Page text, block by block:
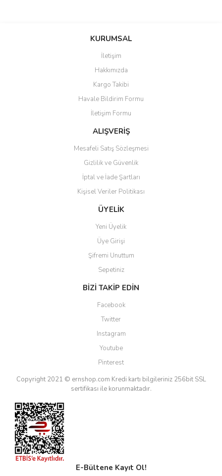
Bu ürüne ilk yorumu siz yapın!
Ürün resmi kalitesiz, bozuk veya görüntülenemiyor.
Ürün açıklamasında eksik bilgiler bulunuyor.
Ürün bilgilerinde hatalar bulunuyor.
Ürün fiyatı diğer sitelerden daha pahalı.
Bu ürüne benzer farklı alternatifler olmalı.
Gönder
KURUMSAL
İletişim
Hakkımızda
Kargo Takibi
Havale Bildirim Formu
İletişim Formu
ALIŞVERİŞ
Mesafeli Satış Sözleşmesi
Gizlilik ve Güvenlik
İptal ve İade Şartları
Kişisel Veriler Politikası
ÜYELİK
Yeni Üyelik
Üye Girişi
Şifremi Unuttum
Sepetiniz
BİZİ TAKİP EDİN
Facebook
Twitter
Instagram
Youtube
Pinterest
Copyright 2021 © ernshop.com Kredi kartı bilgileriniz 256bit SSL
sertifikası ile korunmaktadır.
E-Bültene Kayıt Ol!